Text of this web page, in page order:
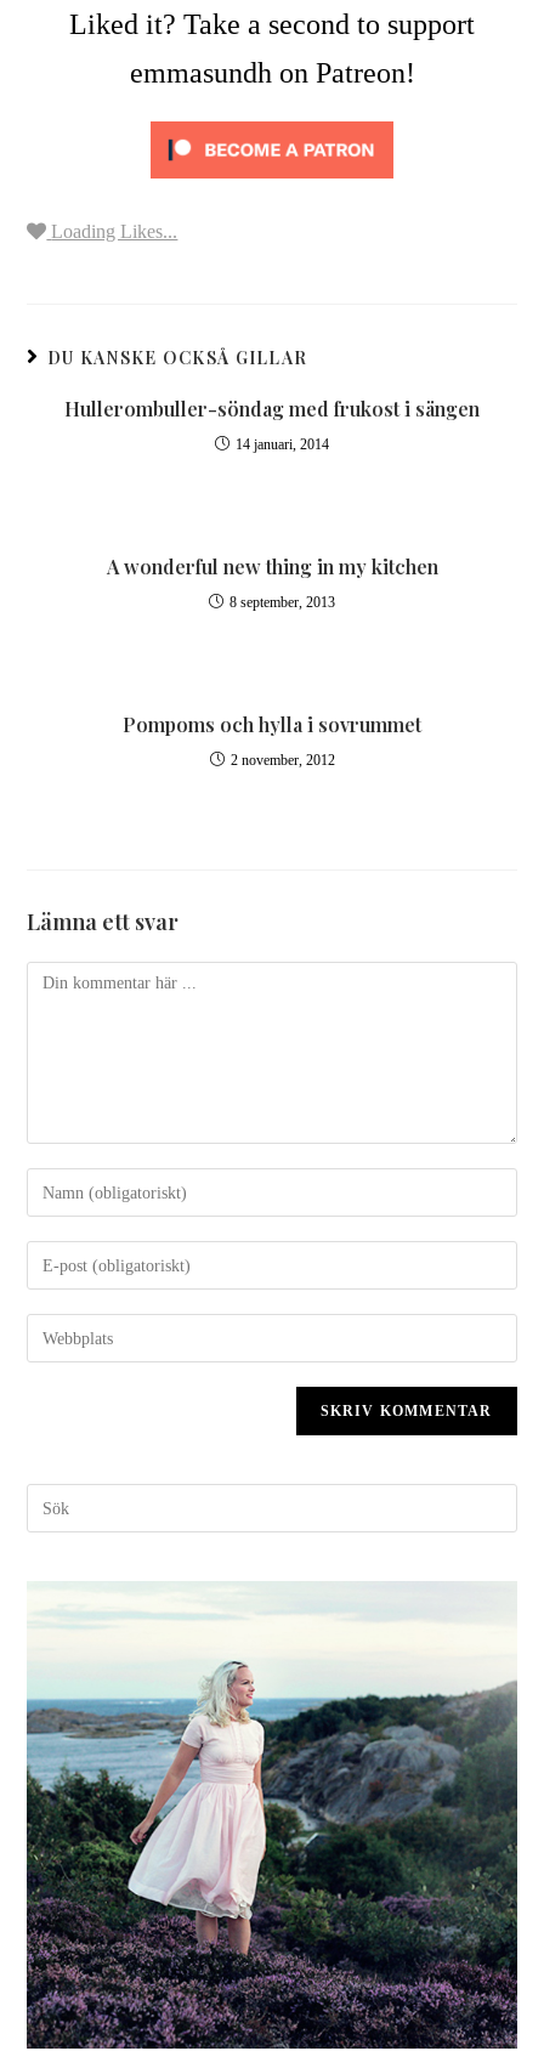
Liked it? Take a second to support
emmasundh on Patreon!
Loading Likes...
DU KANSKE OCKSÅ GILLAR
Hullerombuller-söndag med frukost i sängen
14 januari, 2014
A wonderful new thing in my kitchen
8 september, 2013
Pompoms och hylla i sovrummet
2 november, 2012
Lämna ett svar